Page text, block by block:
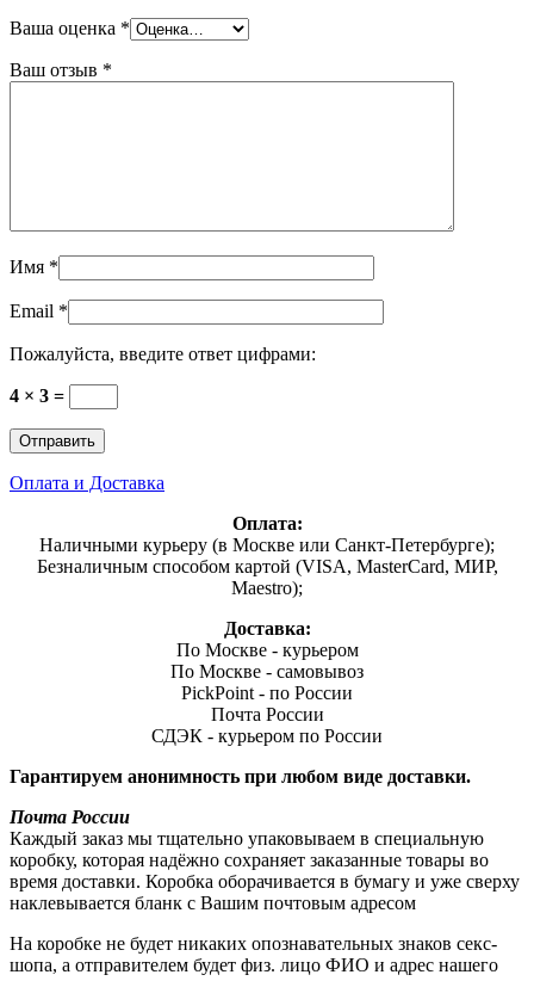
Ваша оценка *
Ваш отзыв *
Имя *
Email *
Пожалуйста, введите ответ цифрами:
4 × 3 =
Оплата и Доставка
Оплата:
Наличными курьеру (в Москве или Санкт-Петербурге);
Безналичным способом картой (VISA, MasterCard, МИР,
Maestro);
Доставка:
По Москве - курьером
По Москве - самовывоз
PickPoint - по России
Почта России
СДЭК - курьером по России
Гарантируем анонимность при любом виде доставки.
Почта России
Каждый заказ мы тщательно упаковываем в специальную
коробку, которая надёжно сохраняет заказанные товары во
время доставки. Коробка оборачивается в бумагу и уже сверху
наклевывается бланк с Вашим почтовым адресом
На коробке не будет никаких опознавательных знаков секс-
шопа, а отправителем будет физ. лицо ФИО и адрес нашего